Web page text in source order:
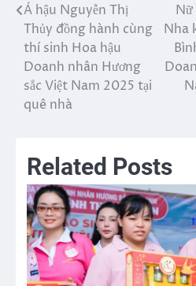
Điều
hướng
bài
viết
Á hậu Nguyễn Thị
Thủy đồng hành cùng
thí sinh Hoa hậu
Doanh nhân Hương
sắc Việt Nam 2025 tại
quê nhà
Nha
Related Posts